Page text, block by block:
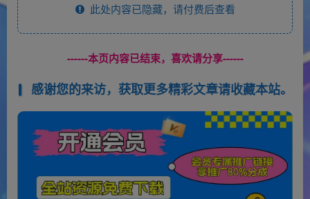
此处内容已隐藏，请付费后查看
------本页内容已结束，喜欢请分享------
感谢您的来访，获取更多精彩文章请收藏本站。